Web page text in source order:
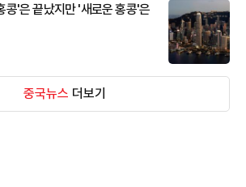
콩'은 끝났지만 '새로운 홍콩'은
중국뉴스 더보기